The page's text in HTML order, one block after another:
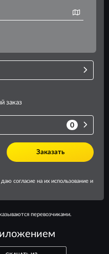
перевозчиками.